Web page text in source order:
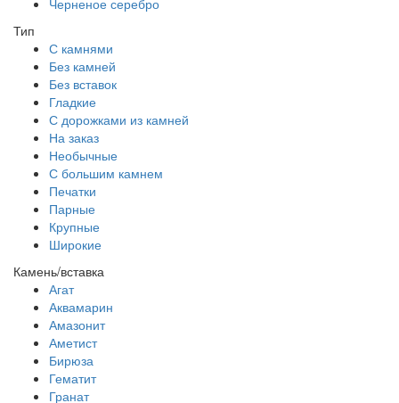
Тип
С камнями
Без камней
Без вставок
Гладкие
С дорожками из камней
На заказ
Необычные
С большим камнем
Печатки
Парные
Крупные
Широкие
Камень/вставка
Агат
Аквамарин
Амазонит
Аметист
Бирюза
Гематит
Гранат